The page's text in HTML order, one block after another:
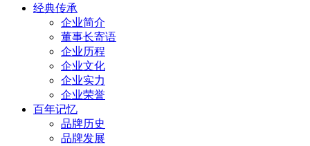
经典传承
企业简介
董事长寄语
企业历程
企业文化
企业实力
企业荣誉
百年记忆
品牌历史
品牌发展